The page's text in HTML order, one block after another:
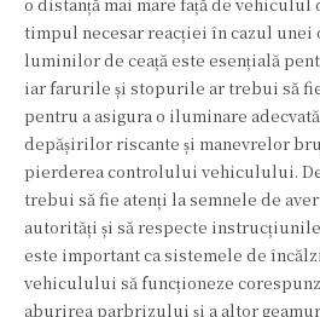
timpul necesar reacției în cazul
luminilor de ceață este esențială
iar farurile și stopurile ar trebui să
pentru a asigura o iluminare
depășirilor riscante și manevrelor
pierderea controlului vehiculului.
trebui să fie atenți la semnele de
autorități și să respecte
este important ca sistemele de
vehiculului să funcționeze
aburirea parbrizului și a altor